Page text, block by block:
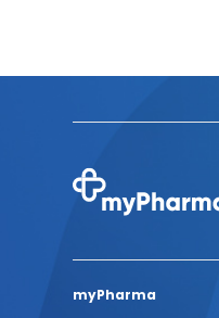
myPharma